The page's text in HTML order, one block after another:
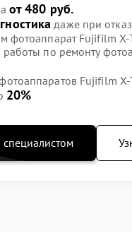
от 480 руб.
даже при
фотоаппарат Fujifilm
работы по ремонту
Fujifilm
20%
специалистом